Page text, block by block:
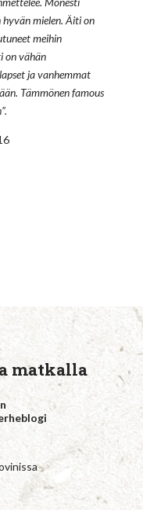
mielen. Äiti on
meihin
on vähän
ja vanhemmat
Tämmönen famous
matkalla